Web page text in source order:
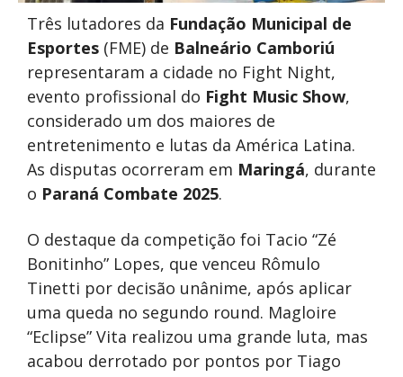
Três lutadores da Fundação Municipal de
Esportes (FME) de Balneário Camboriú
representaram a cidade no Fight Night,
evento profissional do Fight Music Show,
considerado um dos maiores de
entretenimento e lutas da América Latina.
As disputas ocorreram em Maringá, durante
o Paraná Combate 2025.
O destaque da competição foi Tacio “Zé
Bonitinho” Lopes, que venceu Rômulo
Tinetti por decisão unânime, após aplicar
uma queda no segundo round. Magloire
“Eclipse” Vita realizou uma grande luta, mas
acabou derrotado por pontos por Tiago